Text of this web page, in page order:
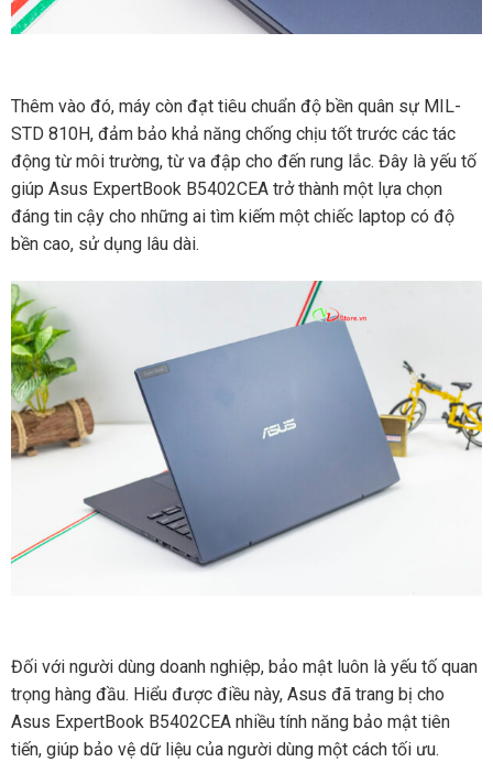
Thêm vào đó, máy còn đạt tiêu chuẩn độ bền quân sự MIL-
STD 810H, đảm bảo khả năng chống chịu tốt trước các tác
động từ môi trường, từ va đập cho đến rung lắc. Đây là yếu tố
giúp Asus ExpertBook B5402CEA trở thành một lựa chọn
đáng tin cậy cho những ai tìm kiếm một chiếc laptop có độ
bền cao, sử dụng lâu dài.
Đối với người dùng doanh nghiệp, bảo mật luôn là yếu tố quan
trọng hàng đầu. Hiểu được điều này, Asus đã trang bị cho
Asus ExpertBook B5402CEA nhiều tính năng bảo mật tiên
tiến, giúp bảo vệ dữ liệu của người dùng một cách tối ưu.